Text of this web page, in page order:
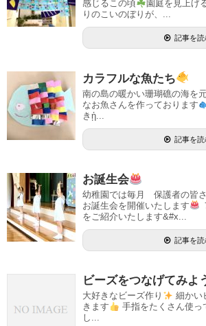
感じるこの頃
園庭を見上げ
りのこいのぼりが、...
記事を読
カラフルな魚たち
南の島の暖かい珊瑚礁の海を
なお魚さんを作っております
きᾑ...
記事を読
お誕生会
幼稚園では毎月 保護者の皆
お誕生会を開催いたします
をご紹介いたします&#x...
記事を読
ビーズをつなげてみよ
大好きなビーズ作り
細かい
きます
手指をたくさん使っ
し...